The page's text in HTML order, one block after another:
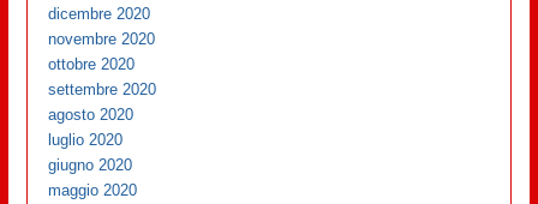
dicembre 2020
novembre 2020
ottobre 2020
settembre 2020
agosto 2020
luglio 2020
giugno 2020
maggio 2020